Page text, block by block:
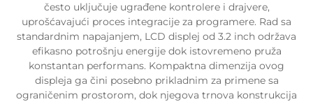
često uključuje ugrađene kontrolere i drajvere,
uprošćavajući proces integracije za programere. Rad sa
standardnim napajanjem, LCD displej od 3.2 inch održava
efikasno potrošnju energije dok istovremeno pruža
konstantan performans. Kompaktna dimenzija ovog
displeja ga čini posebno prikladnim za primene sa
ograničenim prostorom, dok njegova trnova konstrukcija